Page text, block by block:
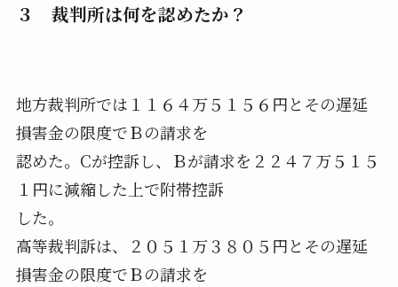
３ 裁判所は何を認めたか？
地方裁判所では１１６４万５１５６円とその遅延
損害金の限度でＢの請求を
認めた。Cが控訴し、Ｂが請求を２２４７万５１５
１円に減縮した上で附帯控訴
した。
高等裁判訴は、２０５１万３８０５円とその遅延
損害金の限度でＢの請求を